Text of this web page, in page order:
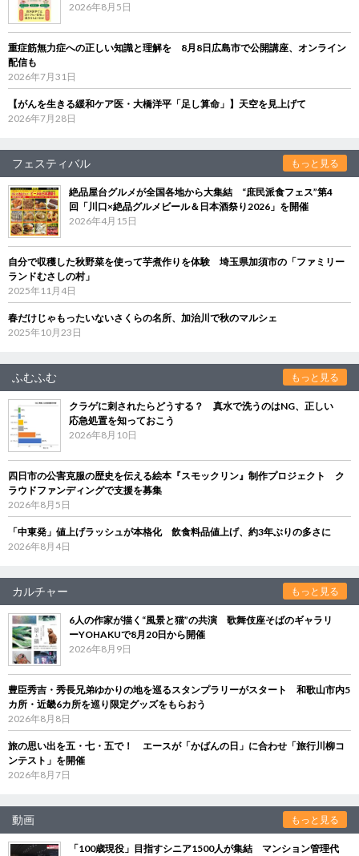
2026年8月5日
重症筋無力症への正しい知識と理解を 8月8日広島市で公開講座、オンライン
配信も
2026年7月31日
【がんを生きる緩和ケア医・大橋洋平「足し算命」】天空を見上げて
2026年7月28日
フェスティバル もっと見る
絶品屋台グルメが全国各地から大集結 “庶民派食フェス”第4
回「川口×絶品グルメビール＆日本酒祭り2026」を開催
2026年4月15日
自分で収穫した秋野菜を使って芋煮作りを体験 埼玉県加須市の「ファミリー
ランドむさしの村」
2025年11月4日
春だけじゃもったいないさくらの名所、加治川で秋のマルシェ
2025年10月23日
ふむふむ もっと見る
クラゲに刺されたらどうする？ 真水で洗うのはNG、正しい
応急処置を知っておこう
2026年8月10日
四日市の公害克服の歴史を伝える絵本『スモックリン』制作プロジェクト ク
ラウドファンディングで支援を募集
2026年8月5日
「中東発」値上げラッシュが本格化 飲食料品値上げ、約3年ぶりの多さに
2026年8月4日
カルチャー もっと見る
6人の作家が描く“風景と猫”の共演 歌舞伎座そばのギャラリ
ーYOHAKUで8月20日から開催
2026年8月9日
豊臣秀吉・秀長兄弟ゆかりの地を巡るスタンプラリーがスタート 和歌山市内5
カ所・近畿6カ所を巡り限定グッズをもらおう
2026年8月8日
旅の思い出を五・七・五で！ エースが「かばんの日」に合わせ「旅行川柳コ
ンテスト」を開催
2026年8月7日
動画 もっと見る
「100歳現役」目指すシニア1500人が集結 マンション管理代